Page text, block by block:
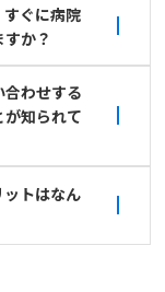
ぐに病院
か？
わせする
知られて
トはなん